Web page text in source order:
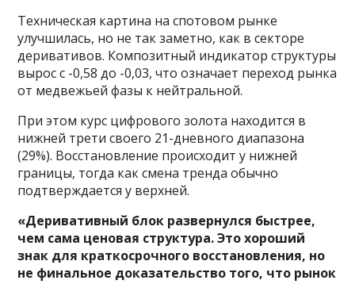
Техническая картина на спотовом рынке
улучшилась, но не так заметно, как в секторе
деривативов. Композитный индикатор структуры
вырос с -0,58 до -0,03, что означает переход рынка
от медвежьей фазы к нейтральной.
При этом курс цифрового золота находится в
нижней трети своего 21-дневного диапазона
(29%). Восстановление происходит у нижней
границы, тогда как смена тренда обычно
подтверждается у верхней.
«Деривативный блок развернулся быстрее,
чем сама ценовая структура. Это хороший
знак для краткосрочного восстановления, но
не финальное доказательство того, что рынок